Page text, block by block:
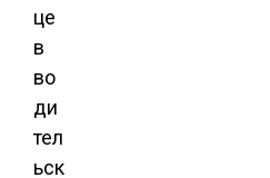
це
в
во
ди
тел
ьск